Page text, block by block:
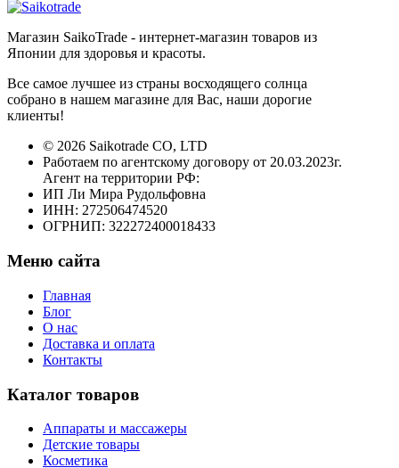
Магазин SaikoTrade - интернет-магазин товаров из
Японии для здоровья и красоты.
Все самое лучшее из страны восходящего солнца
собрано в нашем магазине для Вас, наши дорогие
клиенты!
© 2026 Saikotrade CO, LTD
Работаем по агентскому договору от 20.03.2023г.
Агент на территории РФ:
ИП Ли Мира Рудольфовна
ИНН: 272506474520
ОГРНИП: 322272400018433
Меню сайта
Главная
Блог
О нас
Доставка и оплата
Контакты
Каталог товаров
Аппараты и массажеры
Детские товары
Косметика